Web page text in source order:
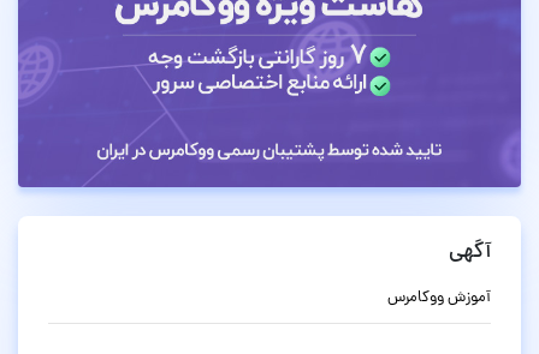
آگهی
آموزش ووکامرس